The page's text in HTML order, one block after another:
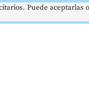
Puede aceptarlas